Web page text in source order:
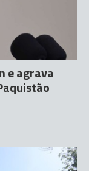
e agrava